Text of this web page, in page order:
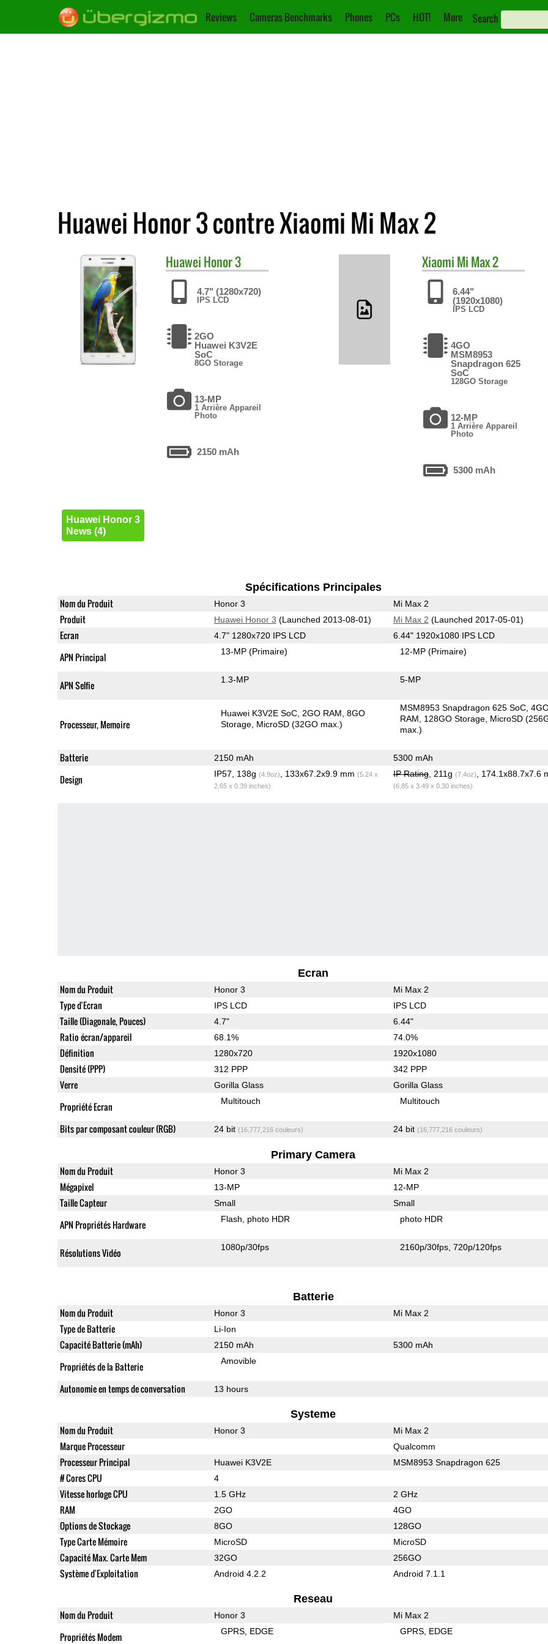
Reviews Cameras Benchmarks Phones PCs HOT! More Search
Huawei Honor 3 contre Xiaomi Mi Max 2
Huawei Honor 3
4.7" (1280x720)
IPS LCD
2GO
Huawei K3V2E
SoC
8GO Storage
13-MP
1 Arrière Appareil
Photo
2150 mAh
Huawei Honor 3
News (4)
Xiaomi Mi Max 2
6.44"
(1920x1080)
IPS LCD
4GO
MSM8953
Snapdragon 625
SoC
128GO Storage
12-MP
1 Arrière Appareil
Photo
5300 mAh
Spécifications Principales
Nom du Produit Honor 3 Mi Max 2
Produit Huawei Honor 3 (Launched 2013-08-01) Mi Max 2 (Launched 2017-05-01)
Ecran 4.7" 1280x720 IPS LCD 6.44" 1920x1080 IPS LCD
APN Principal 13-MP(Primaire) 12-MP(Primaire)
APN Selfie 1.3-MP 5-MP
Processeur, Memoire
Huawei K3V2E SoC 2GO RAM 8GO
Storage MicroSD (32GO max.)
MSM8953 Snapdragon 625 SoC
RAM
128GO Storage MicroSD
max.)
Batterie 2150 mAh 5300 mAh
Design IP57, 138g (4.9oz) , 133x67.2x9.9 mm (5.24 x
2.65 x 0.39 inches)
IP Rating, 211g (7.4oz) , 174.1x88.7x7.6
(6.85 x 3.49 x 0.30 inches)
Ecran
Nom du Produit Honor 3 Mi Max 2
Type d'Ecran IPS LCD IPS LCD
Taille (Diagonale, Pouces) 4.7" 6.44"
Ratio écran/appareil 68.1% 74.0%
Définition 1280x720 1920x1080
Densité (PPP) 312 PPP 342 PPP
Verre Gorilla Glass Gorilla Glass
Propriété Ecran Multitouch Multitouch
Bits par composant couleur (RGB) 24 bit (16,777,216 couleurs) 24 bit (16,777,216 couleurs)
Primary Camera
Nom du Produit Honor 3 Mi Max 2
Mégapixel 13-MP 12-MP
Taille Capteur Small Small
APN Propriétés Hardware Flash photo HDR photo HDR
Résolutions Vidéo 1080p/30fps 2160p/30fps 720p/120fps
Batterie
Nom du Produit Honor 3 Mi Max 2
Type de Batterie Li-Ion
Capacité Batterie (mAh) 2150 mAh 5300 mAh
Propriétés de la Batterie Amovible
Autonomie en temps de conversation 13 hours
Systeme
Nom du Produit Honor 3 Mi Max 2
Marque Processeur Qualcomm
Processeur Principal Huawei K3V2E MSM8953 Snapdragon 625
# Cores CPU 4
Vitesse horloge CPU 1.5 GHz 2 GHz
RAM 2GO 4GO
Options de Stockage 8GO 128GO
Type Carte Mémoire MicroSD MicroSD
Capacité Max. Carte Mem 32GO 256GO
Système d'Exploitation Android 4.2.2 Android 7.1.1
Reseau
Nom du Produit Honor 3 Mi Max 2
Propriétés Modem GPRS EDGE GPRS EDGE